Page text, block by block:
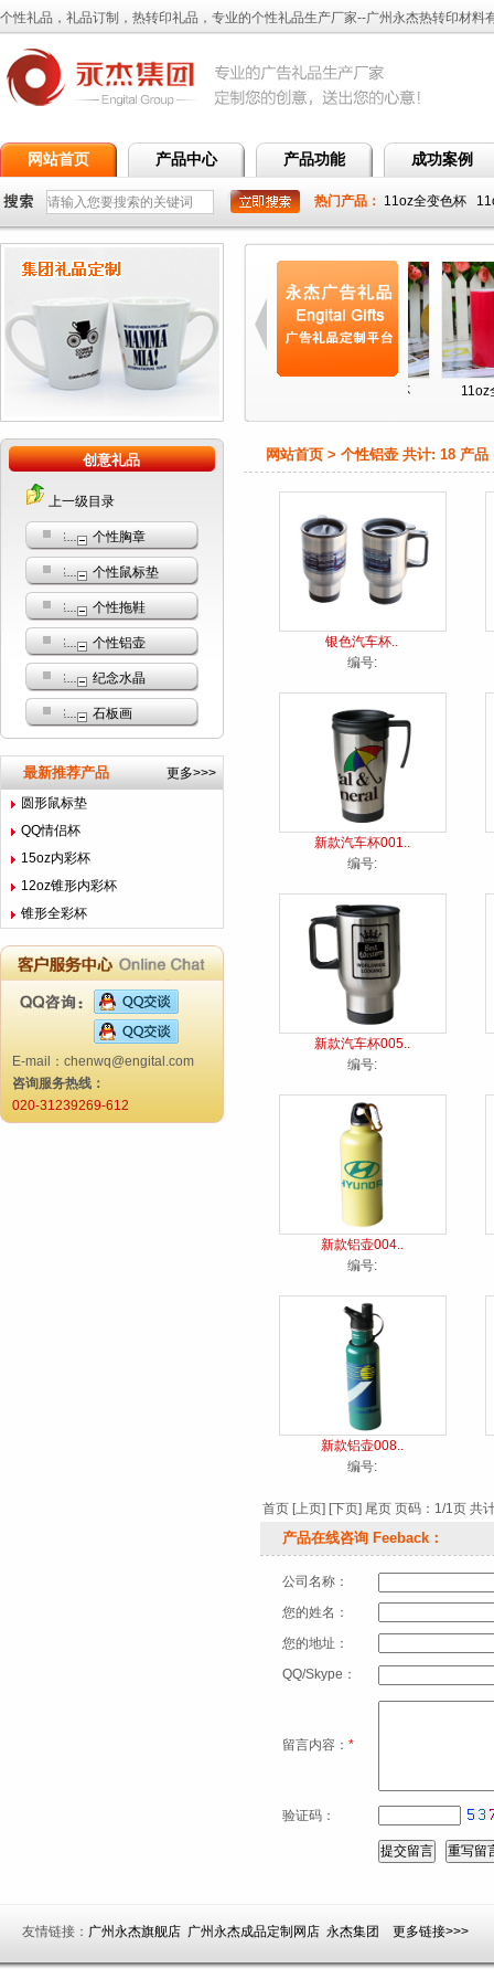
个性礼品，礼品订制，热转印礼品，专业的个性礼品生产厂家--广州永杰热转印材料
网站首页 产品中心 产品功能 成功案例
热门产品： 11oz全变色杯
11oz全变色杯 11oz全变
创意礼品
上一级目录
个性胸章
个性鼠标垫
个性拖鞋
个性铝壶
纪念水晶
石板画
最新推荐产品
更多>>>
圆形鼠标垫
QQ情侣杯
15oz内彩杯
12oz锥形内彩杯
锥形全彩杯
E-mail：chenwq@engital.com
咨询服务热线：
020-31239269-612
网站首页 > 个性铝壶 共计: 18 产品
银色汽车杯..
编号:
新款汽车杯001..
编号:
新款汽车杯005..
编号:
新款铝壶004..
编号:
新款铝壶008..
编号:
首页 [上页] [下页] 尾页 页码：1/1页 共
产品在线咨询 Feeback：
公司名称：
您的姓名：
您的地址：
QQ/Skype：
留言内容： *
验证码：
友情链接： 广州永杰旗舰店 广州永杰成品定制网店 永杰集团 更多链接>>>